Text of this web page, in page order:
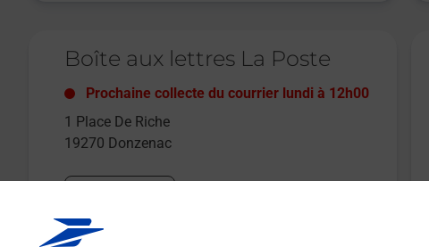
Boîte aux lettres La Poste
Prochaine collecte du courrier lundi à 12h00
1 Place De Riche
19270 Donzenac